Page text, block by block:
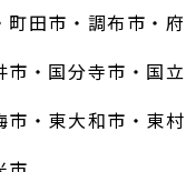
田市・調布市・
・国分寺市・国
・東大和市・東